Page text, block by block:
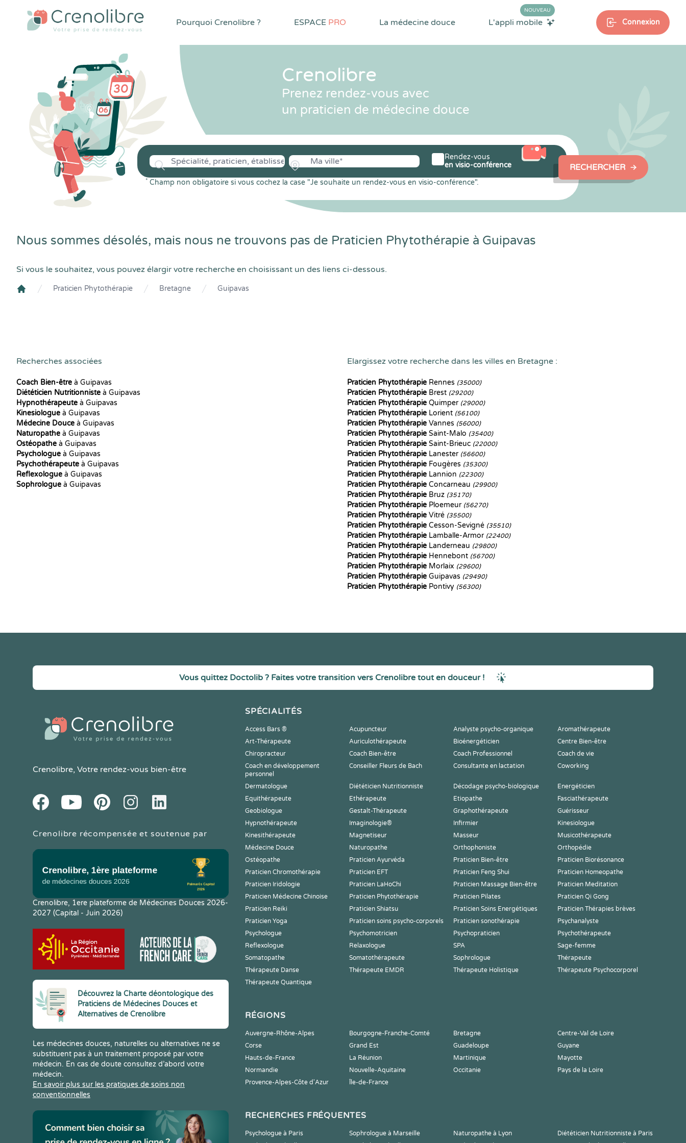
Pourquoi Crenolibre ? ESPACE PRO La médecine douce L'appli mobile
NOUVEAU
Connexion
Crenolibre
Prenez rendez-vous avec
un praticien de médecine douce
* Champ non obligatoire si vous cochez la case "Je souhaite un rendez-vous en visio-conférence".
Rendez-vous
en visio-conférence
RECHERCHER
Nous sommes désolés, mais nous ne trouvons pas de Praticien Phytothérapie à Guipavas
Si vous le souhaitez, vous pouvez élargir votre recherche en choisissant un des liens ci-dessous.
Praticien Phytothérapie Bretagne Guipavas
Recherches associées
Coach Bien-être à Guipavas
Diététicien Nutritionniste à Guipavas
Hypnothérapeute à Guipavas
Kinesiologue à Guipavas
Médecine Douce à Guipavas
Naturopathe à Guipavas
Ostéopathe à Guipavas
Psychologue à Guipavas
Psychothérapeute à Guipavas
Reflexologue à Guipavas
Sophrologue à Guipavas
Elargissez votre recherche dans les villes en Bretagne :
Praticien Phytothérapie Rennes (35000)
Praticien Phytothérapie Brest (29200)
Praticien Phytothérapie Quimper (29000)
Praticien Phytothérapie Lorient (56100)
Praticien Phytothérapie Vannes (56000)
Praticien Phytothérapie Saint-Malo (35400)
Praticien Phytothérapie Saint-Brieuc (22000)
Praticien Phytothérapie Lanester (56600)
Praticien Phytothérapie Fougères (35300)
Praticien Phytothérapie Lannion (22300)
Praticien Phytothérapie Concarneau (29900)
Praticien Phytothérapie Bruz (35170)
Praticien Phytothérapie Ploemeur (56270)
Praticien Phytothérapie Vitré (35500)
Praticien Phytothérapie Cesson-Sevigné (35510)
Praticien Phytothérapie Lamballe-Armor (22400)
Praticien Phytothérapie Landerneau (29800)
Praticien Phytothérapie Hennebont (56700)
Praticien Phytothérapie Morlaix (29600)
Praticien Phytothérapie Guipavas (29490)
Praticien Phytothérapie Pontivy (56300)
Vous quittez Doctolib ? Faites votre transition vers Crenolibre tout en douceur !
Crenolibre, Votre rendez-vous bien-être
FacebookYoutube PinteresetInstagramLinkedIn
Crenolibre récompensée et soutenue par
Crenolibre, 1ere plateforme de Médecines Douces 2026-
2027 (Capital - Juin 2026)
Découvrez la Charte déontologique des
Praticiens de Médecines Douces et
Alternatives de Crenolibre
Les médecines douces, naturelles ou alternatives ne se
substituent pas à un traitement proposé par votre
médecin. En cas de doute consultez d’abord votre
médecin.
En savoir plus sur les pratiques de soins non
conventionnelles
SPÉCIALITÉS
Access Bars ® Acupuncteur Analyste psycho-organique
Aromathérapeute
Art-Thérapeute
Auriculothérapeute Bioénergéticien
Centre Bien-être
Chiropracteur
Coach Bien-être Coach Professionnel
Coach de vie
Coach en développement
personnel
Conseiller Fleurs de Bach Consultante en lactation Coworking
Dermatologue Diététicien Nutritionniste Décodage psycho-biologique
Energéticien
Equithérapeute
Ethérapeute Etiopathe
Fasciathérapeute
Geobiologue
Gestalt-Thérapeute Graphothérapeute
Guérisseur
Hypnothérapeute
Imaginologie® Infirmier
Kinesiologue
Kinesithérapeute
Magnetiseur Masseur
Musicothérapeute
Médecine Douce
Naturopathe Orthophoniste
Orthopédie
Ostéopathe
Praticien Ayurvéda Praticien Bien-être
Praticien Biorésonance
Praticien Chromothérapie
Praticien EFT Praticien Feng Shui
Praticien Homeopathe
Praticien Iridologie
Praticien LaHoChi Praticien Massage Bien-être
Praticien Meditation
Praticien Médecine Chinoise
Praticien Phytothérapie Praticien Pilates
Praticien Qi Gong
Praticien Reiki
Praticien Shiatsu Praticien Soins Energétiques
Praticien Thérapies brèves
Praticien Yoga
Praticien soins psycho-corporels Praticien sonothérapie
Psychanalyste
Psychologue
Psychomotricien Psychopraticien
Psychothérapeute
Reflexologue
Relaxologue SPA
Sage-femme
Somatopathe
Somatothérapeute Sophrologue
Thérapeute
Thérapeute Danse
Thérapeute EMDR Thérapeute Holistique
Thérapeute Psychocorporel
Thérapeute Quantique
RÉGIONS
Auvergne-Rhône-Alpes Bourgogne-Franche-Comté Bretagne
Centre-Val de Loire
Corse
Grand Est Guadeloupe
Guyane
Hauts-de-France
La Réunion Martinique
Mayotte
Normandie
Nouvelle-Aquitaine Occitanie
Pays de la Loire
Provence-Alpes-Côte d'Azur
Île-de-France
RECHERCHES FRÉQUENTES
Psychologue à Paris Sophrologue à Marseille Naturopathe à Lyon
Diététicien Nutritionniste à Paris